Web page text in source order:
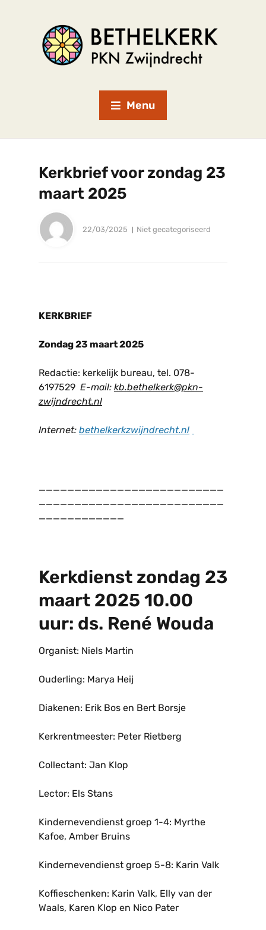
Menu
Kerkbrief voor zondag 23
maart 2025
22/03/2025 Niet gecategoriseerd
KERKBRIEF
Zondag 23 maart 2025
Redactie: kerkelijk bureau, tel. 078-
6197529 E-mail: kb.bethelkerk@pkn-
zwijndrecht.nl
Internet: bethelkerkzwijndrecht.nl
__________________________
__________________________
____________
Kerkdienst zondag 23
maart 2025 10.00
uur: ds. René Wouda
Organist: Niels Martin
Ouderling: Marya Heij
Diakenen: Erik Bos en Bert Borsje
Kerkrentmeester: Peter Rietberg
Collectant: Jan Klop
Lector: Els Stans
Kindernevendienst groep 1-4: Myrthe
Kafoe, Amber Bruins
Kindernevendienst groep 5-8: Karin Valk
Koffieschenken: Karin Valk, Elly van der
Waals, Karen Klop en Nico Pater